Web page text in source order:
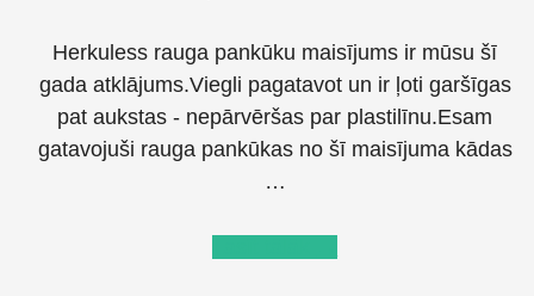
Herkuless rauga pankūku maisījums ir mūsu šī
gada atklājums.Viegli pagatavot un ir ļoti garšīgas
pat aukstas - nepārvēršas par plastilīnu.Esam
gatavojuši rauga pankūkas no šī maisījuma kādas
…